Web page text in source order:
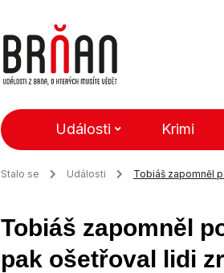
Události Krimi
Stalo se Události Tobiáš zapomněl
Tobiáš zapomněl
pak ošetřoval lidi